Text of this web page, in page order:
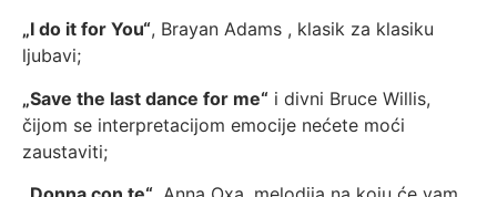
„I do it for You“, Brayan Adams , klasik za klasiku
ljubavi;
„Save the last dance for me“ i divni Bruce Willis,
čijom se interpretacijom emocije nećete moći
zaustaviti;